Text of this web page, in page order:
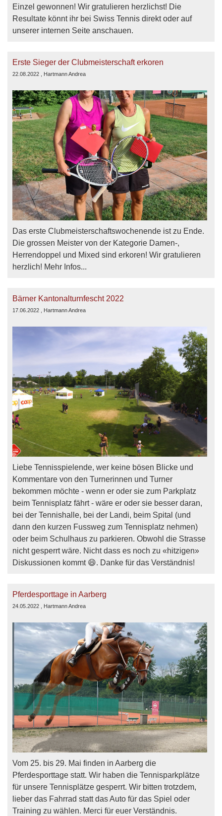
Einzel gewonnen! Wir gratulieren herzlichst! Die
Resultate könnt ihr bei Swiss Tennis direkt oder auf
unserer internen Seite anschauen.
Erste Sieger der Clubmeisterschaft erkoren
22.08.2022 , Hartmann Andrea
Das erste Clubmeisterschaftswochenende ist zu Ende.
Die grossen Meister von der Kategorie Damen-,
Herrendoppel und Mixed sind erkoren! Wir gratulieren
herzlich! Mehr Infos...
Bärner Kantonalturnfescht 2022
17.06.2022 , Hartmann Andrea
Liebe Tennisspielende, wer keine bösen Blicke und
Kommentare von den Turnerinnen und Turner
bekommen möchte - wenn er oder sie zum Parkplatz
beim Tennisplatz fährt - wäre er oder sie besser daran,
bei der Tennishalle, bei der Landi, beim Spital (und
dann den kurzen Fussweg zum Tennisplatz nehmen)
oder beim Schulhaus zu parkieren. Obwohl die Strasse
nicht gesperrt wäre. Nicht dass es noch zu «hitzigen»
Diskussionen kommt 😄. Danke für das Verständnis!
Pferdesporttage in Aarberg
24.05.2022 , Hartmann Andrea
Vom 25. bis 29. Mai finden in Aarberg die
Pferdesporttage statt. Wir haben die Tennisparkplätze
für unsere Tennisplätze gesperrt. Wir bitten trotzdem,
lieber das Fahrrad statt das Auto für das Spiel oder
Training zu wählen. Merci für euer Verständnis.